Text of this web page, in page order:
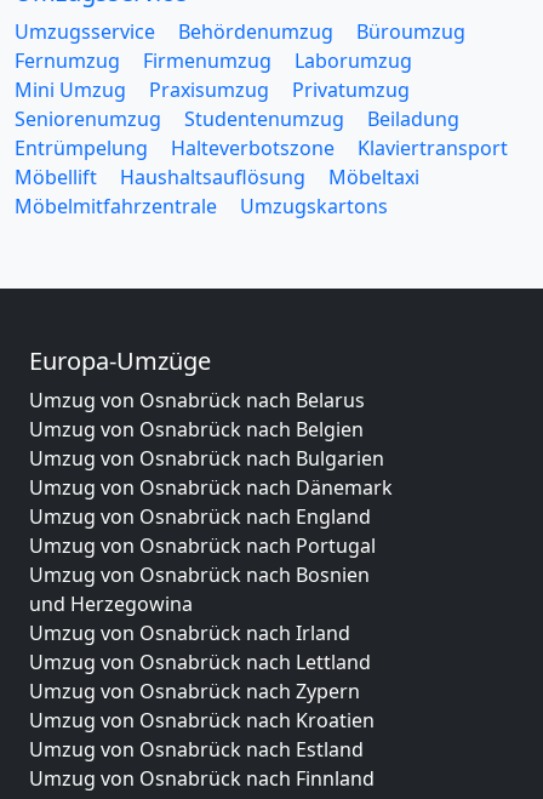
Umzugsservice Behördenumzug
Büroumzug
Fernumzug
Firmenumzug
Laborumzug
Mini Umzug
Praxisumzug
Privatumzug
Seniorenumzug
Studentenumzug
Beiladung
Entrümpelung
Halteverbotszone
Klaviertransport
Möbellift
Haushaltsauflösung
Möbeltaxi
Möbelmitfahrzentrale
Umzugskartons
Europa-Umzüge
Umzug von Osnabrück nach Belarus
Umzug von Osnabrück nach Belgien
Umzug von Osnabrück nach Bulgarien
Umzug von Osnabrück nach Dänemark
Umzug von Osnabrück nach England
Umzug von Osnabrück nach Portugal
Umzug von Osnabrück nach Bosnien
und Herzegowina
Umzug von Osnabrück nach Irland
Umzug von Osnabrück nach Lettland
Umzug von Osnabrück nach Zypern
Umzug von Osnabrück nach Kroatien
Umzug von Osnabrück nach Estland
Umzug von Osnabrück nach Finnland